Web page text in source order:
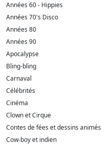
Années 60 - Hippies
Années 70's Disco
Années 80
Années 90
Apocalypse
Bling-bling
Carnaval
Célébrités
Cinéma
Clown et Cirque
Contes de fées et dessins animés
Cow-boy et indien